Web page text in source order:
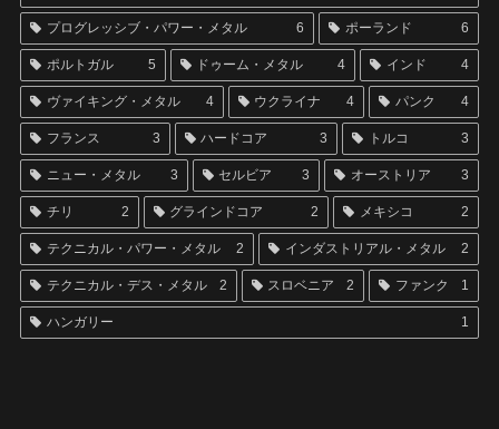
プログレッシブ・パワー・メタル 6 ポーランド 6
ポルトガル 5 ドゥーム・メタル 4 インド 4
ヴァイキング・メタル 4 ウクライナ 4 パンク 4
フランス 3 ハードコア 3 トルコ 3
ニュー・メタル 3 セルビア 3 オーストリア 3
チリ 2 グラインドコア 2 メキシコ 2
テクニカル・パワー・メタル 2 インダストリアル・メタル 2
テクニカル・デス・メタル 2 スロベニア 2 ファンク 1
ハンガリー 1